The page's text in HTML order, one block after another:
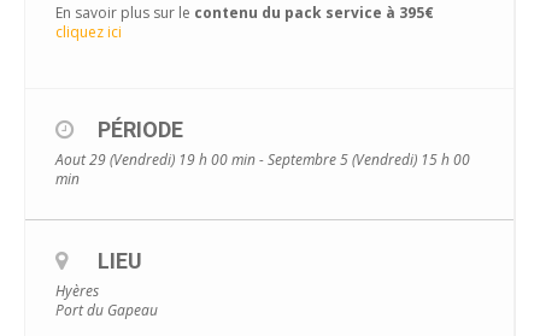
En savoir plus sur le contenu du pack service à 395€
cliquez ici
PÉRIODE
Aout 29 (Vendredi) 19 h 00 min - Septembre 5 (Vendredi) 15 h 00
min
LIEU
Hyères
Port du Gapeau